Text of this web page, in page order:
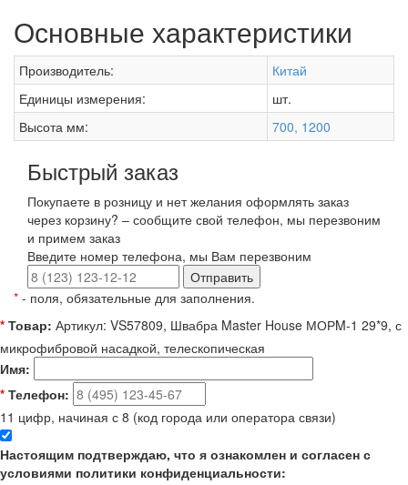
Основные характеристики
Производитель:
Китай
Единицы измерения:
шт.
Высота мм:
700, 1200
Быстрый заказ
Покупаете в розницу и нет желания оформлять заказ
через корзину? – сообщите свой телефон, мы перезвоним
и примем заказ
Введите номер телефона, мы Вам перезвоним
Отправить
* - поля, обязательные для заполнения.
* Товар: Артикул: VS57809, Швабра Master House МОРM-1 29*9, с
микрофибровой насадкой, телескопическая
Имя:
* Телефон:
11 цифр, начиная с 8 (код города или оператора связи)
Настоящим подтверждаю, что я ознакомлен и согласен с
условиями политики конфиденциальности: